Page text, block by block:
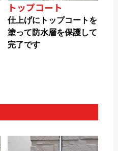
トップコート
仕上げにトップコートを
塗って防水層を保護して
完了です